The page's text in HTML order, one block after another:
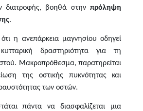
διατροφής, βοηθά στηνπρόληψη
.
ότι η ανεπάρκεια μαγνησίου οδηγεί
δραστηριότητα για τη
Μακροπρόθεσμα, παρατηρείται
της οστικής πυκνότητας και
των οστών.
πάντα να διασφαλίζεται μια